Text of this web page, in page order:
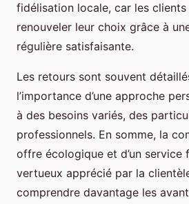
fidélisation locale, car les
renouveler leur choix grâce à
régulière satisfaisante.
Les retours sont souvent
l’importance d’une approche
à des besoins variés, des
professionnels. En somme, la
offre écologique et d’un service
vertueux apprécié par la
comprendre davantage les